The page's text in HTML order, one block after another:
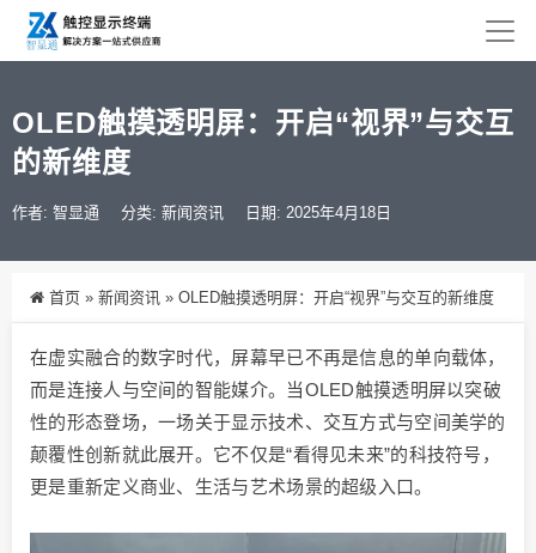
OLED触摸透明屏：开启“视界”与交互
的新维度
作者: 智显通 分类: 新闻资讯 日期: 2025年4月18日
首页 » 新闻资讯 » OLED触摸透明屏：开启“视界”与交互的新维度
在虚实融合的数字时代，屏幕早已不再是信息的单向载体，
而是连接人与空间的智能媒介。当OLED触摸透明屏以突破
性的形态登场，一场关于显示技术、交互方式与空间美学的
颠覆性创新就此展开。它不仅是“看得见未来”的科技符号，
更是重新定义商业、生活与艺术场景的超级入口。